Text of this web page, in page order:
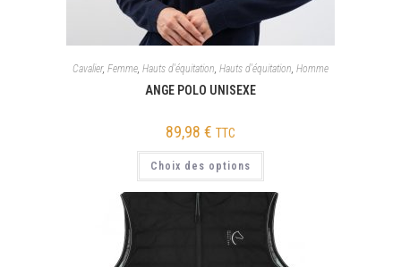
Cavalier, Femme, Hauts d'équitation, Hauts d'équitation, Homme
ANGE POLO UNISEXE
89,98 € TTC
Choix des options